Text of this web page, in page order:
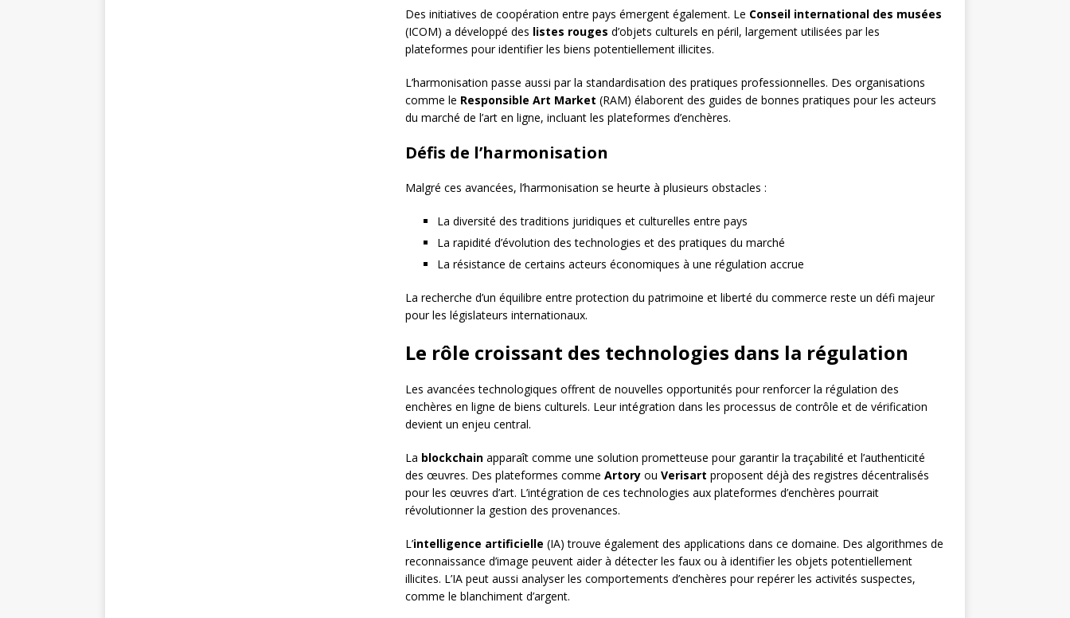
Des initiatives de coopération entre pays émergent également. Le Conseil international des musées
(ICOM) a développé des listes rouges d’objets culturels en péril, largement utilisées par les
plateformes pour identifier les biens potentiellement illicites.
L’harmonisation passe aussi par la standardisation des pratiques professionnelles. Des organisations
comme le Responsible Art Market (RAM) élaborent des guides de bonnes pratiques pour les acteurs
du marché de l’art en ligne, incluant les plateformes d’enchères.
Défis de l’harmonisation
Malgré ces avancées, l’harmonisation se heurte à plusieurs obstacles :
La diversité des traditions juridiques et culturelles entre pays
La rapidité d’évolution des technologies et des pratiques du marché
La résistance de certains acteurs économiques à une régulation accrue
La recherche d’un équilibre entre protection du patrimoine et liberté du commerce reste un défi majeur
pour les législateurs internationaux.
Le rôle croissant des technologies dans la régulation
Les avancées technologiques offrent de nouvelles opportunités pour renforcer la régulation des
enchères en ligne de biens culturels. Leur intégration dans les processus de contrôle et de vérification
devient un enjeu central.
La blockchainapparaît comme une solution prometteuse pour garantir la traçabilité et l’authenticité
des œuvres. Des plateformes comme Artoryou Verisart proposent déjà des registres décentralisés
pour les œuvres d’art. L’intégration de ces technologies aux plateformes d’enchères pourrait
révolutionner la gestion des provenances.
L’intelligence artificielle (IA) trouve également des applications dans ce domaine. Des algorithmes de
reconnaissance d’image peuvent aider à détecter les faux ou à identifier les objets potentiellement
illicites. L’IA peut aussi analyser les comportements d’enchères pour repérer les activités suspectes,
comme le blanchiment d’argent.